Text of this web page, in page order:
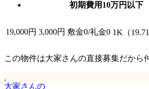
初期費用10万円以下
19,000円 3,000円 敷金0/礼金0 1K（
この物件は大家さんの直接募集だから
大家さんの